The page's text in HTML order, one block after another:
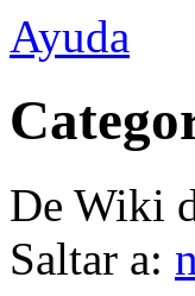
Ayuda
De Wiki
Saltar a: